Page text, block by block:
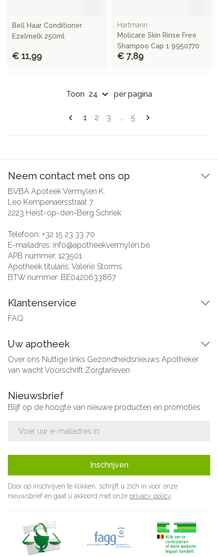
Bell Haar Conditioner
Ezelmelk 250ml
€ 11,99
Hartmann
Molicare Skin Rinse Free
Shampoo Cap 1 9950770
€ 7,89
Pagina's
U lees momenteel pagina
1 Pagina
2 Pagina
3 ... Pagina
5
Toon per pagina
Neem contact met ons op
BVBA Apoteek Vermylen K.
Leo Kempenaersstraat 7
2223 Heist-op-den-Berg Schriek
Telefoon: +32 15 23 33 70
E-mailadres: info@apotheekvermylen.be
APB nummer: 123501
Apotheek titularis: Valerie Storms
BTW nummer: BE0420633867
Klantenservice
FAQ
Uw apotheek
Over ons Nuttige links Gezondheidsnieuws Apotheker
van wachtVoorschrift Zorgtarieven
Nieuwsbrief
Blijf op de hoogte van nieuwe producten en promoties
Inschrijven
Door op inschrijven te klikken, schrijft u zich in voor onze
nieuwsbrief en gaat u akkoord met onze privacy policy